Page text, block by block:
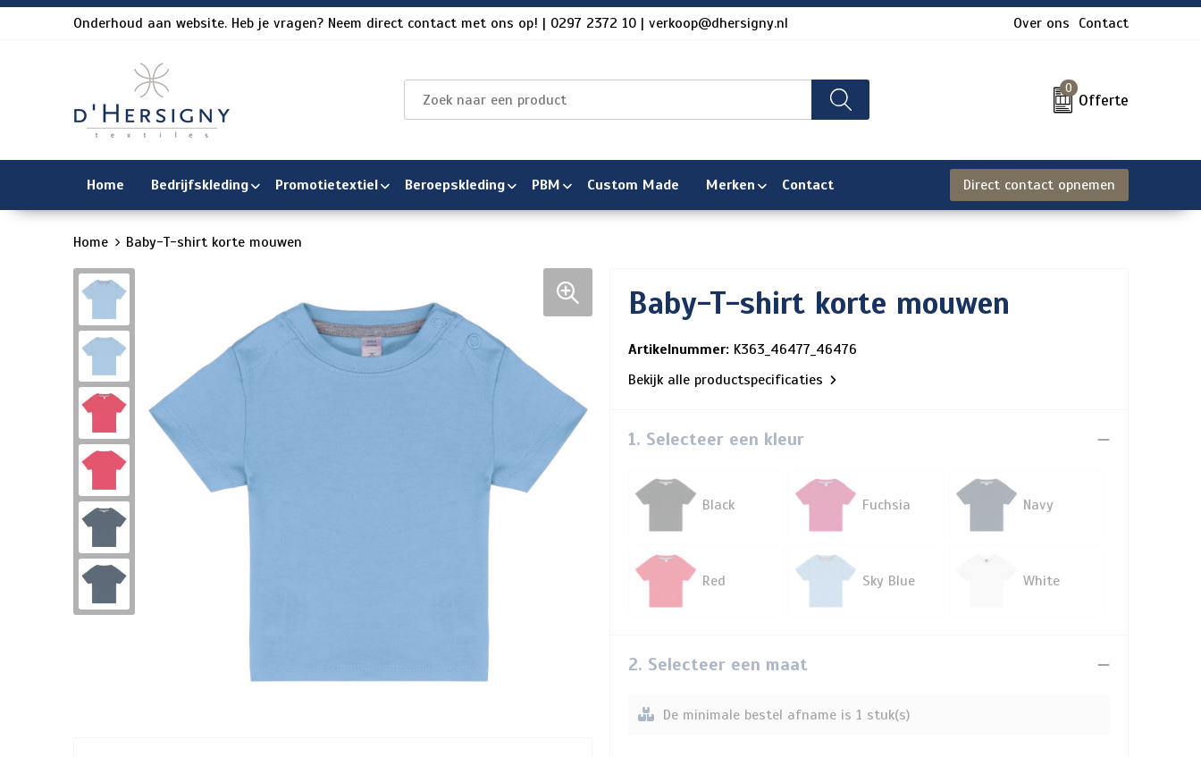
Onderhoud aan website. Heb je vragen? Neem direct contact met ons op! | 0297 2372 10 | verkoop@dhersigny.nl Over ons Contact
0
Offerte
Home Bedrijfskleding Promotietextiel Beroepskleding PBM Custom Made Merken Contact Direct contact opnemen
Home Baby-T-shirt korte mouwen
Baby-T-shirt korte mouwen
Artikelnummer: K363_46477_46476
Bekijk alle productspecificaties
1. Selecteer een kleur
Black Fuchsia Navy
Red Sky Blue White
2. Selecteer een maat
De minimale bestel afname is 1 stuk(s)